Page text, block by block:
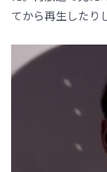
てから再生したり